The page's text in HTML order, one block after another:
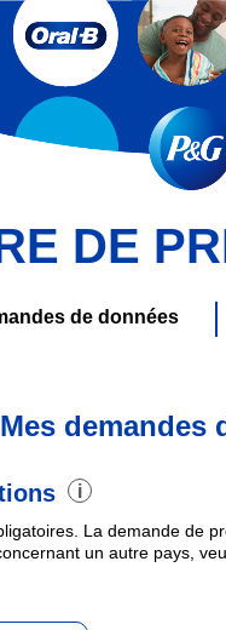
DE
de données
Mes demandes
i
La demande de
un autre pays,